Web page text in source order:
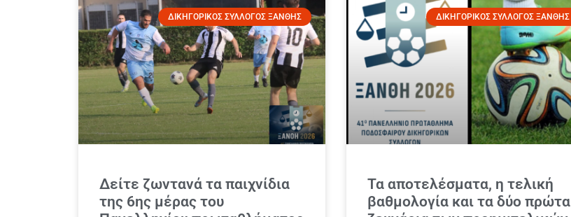
ΔΙΚΗΓΟΡΙΚΟΣ ΣΥΛΛΟΓΟΣ ΞΑΝΘΗΣ
Δείτε ζωντανά τα παιχνίδια
της 6ης μέρας του
ΔΙΚΗΓΟΡΙΚΟΣ ΣΥΛΛΟΓΟΣ ΞΑΝΘΗΣ
Τα αποτελέσματα, η τελική
βαθμολογία και τα δύο πρώτα